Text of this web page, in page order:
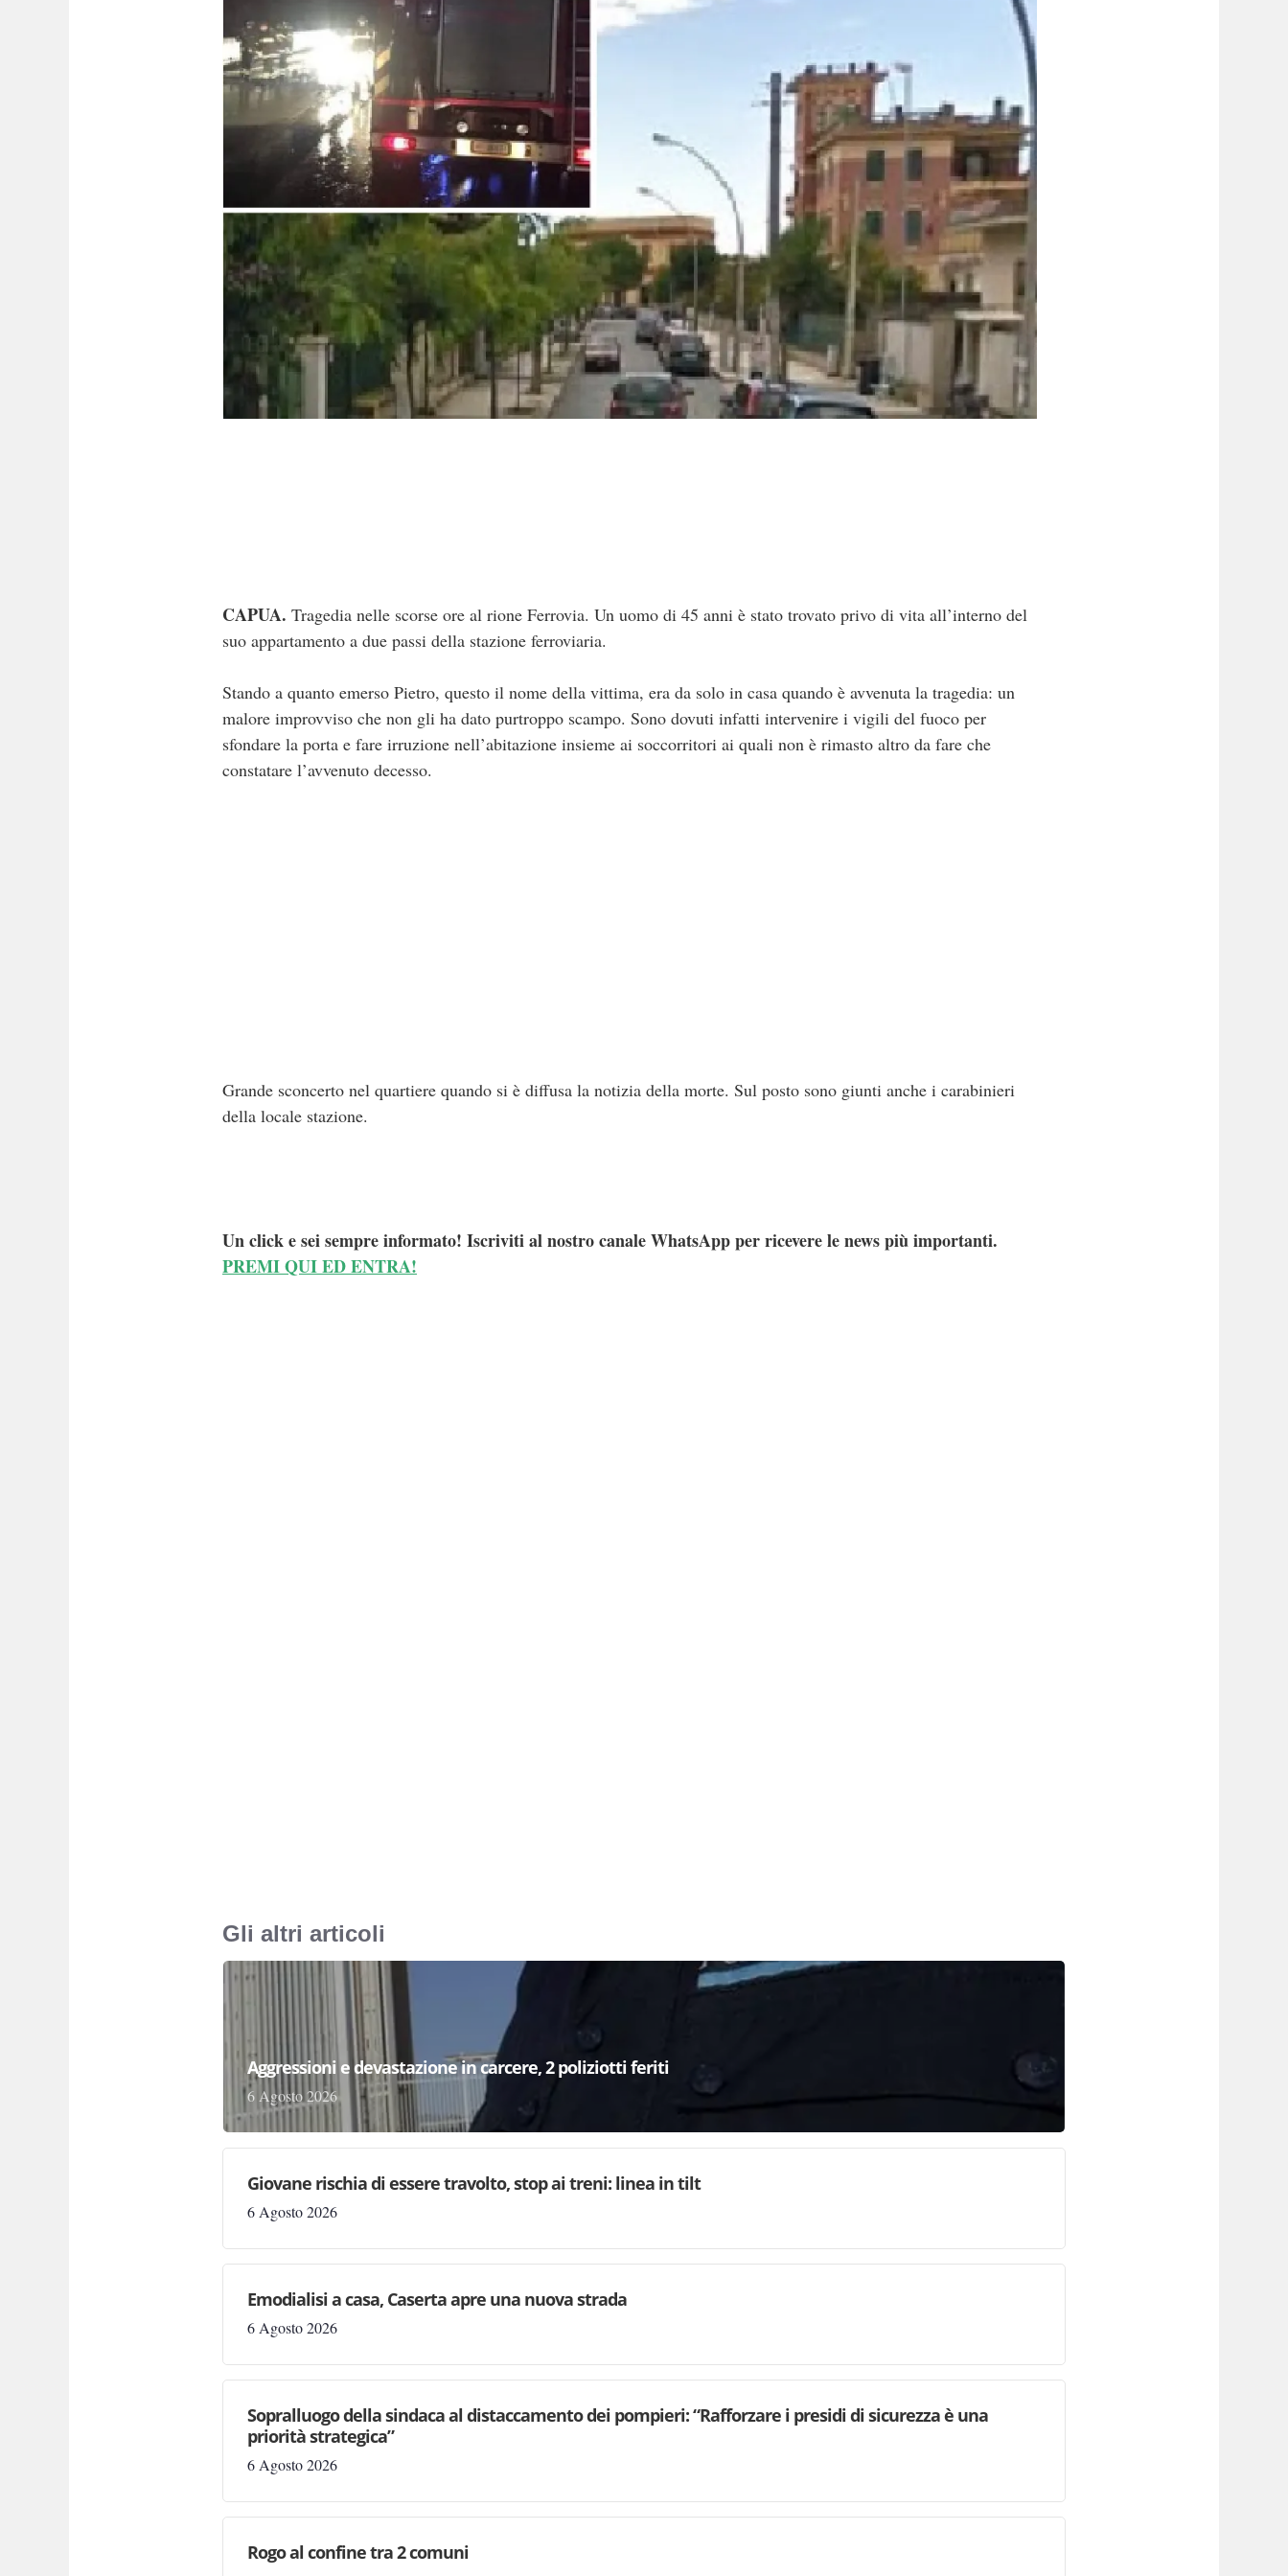
CAPUA. Tragedia nelle scorse ore al rione Ferrovia. Un uomo di 45 anni è stato trovato privo di vita all’interno del
suo appartamento a due passi della stazione ferroviaria.
Stando a quanto emerso Pietro, questo il nome della vittima, era da solo in casa quando è avvenuta la tragedia: un
malore improvviso che non gli ha dato purtroppo scampo. Sono dovuti infatti intervenire i vigili del fuoco per
sfondare la porta e fare irruzione nell’abitazione insieme ai soccorritori ai quali non è rimasto altro da fare che
constatare l’avvenuto decesso.
Grande sconcerto nel quartiere quando si è diffusa la notizia della morte. Sul posto sono giunti anche i carabinieri
della locale stazione.
Un click e sei sempre informato! Iscriviti al nostro canale WhatsApp per ricevere le news più importanti.
PREMI QUI ED ENTRA!
Gli altri articoli
Aggressioni e devastazione in carcere, 2 poliziotti feriti
6 Agosto 2026
Giovane rischia di essere travolto, stop ai treni: linea in tilt
6 Agosto 2026
Emodialisi a casa, Caserta apre una nuova strada
6 Agosto 2026
Sopralluogo della sindaca al distaccamento dei pompieri: “Rafforzare i presidi di sicurezza è una
priorità strategica”
6 Agosto 2026
Rogo al confine tra 2 comuni